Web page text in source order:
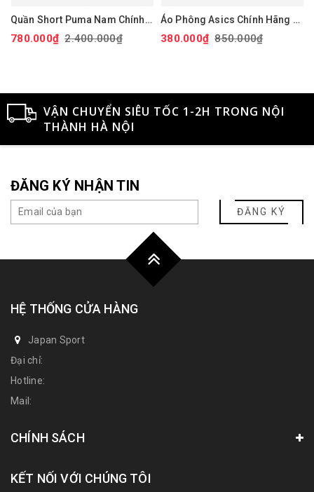
Quần Short Puma Nam Chính
Hãng - 101 Solid 9" Golf
Shorts - Màu đỏ | JapanSport
780.000₫ 2.400.000₫
Áo Phông Asics Chính Hãng -
Dry Printed Volleyball Jerseys
- Màu Đen | JapanSport
380.000₫ 850.000₫
VẬN CHUYỂN SIÊU TỐC 1-2H TRONG NỘI
THÀNH HÀ NỘI
ĐĂNG KÝ NHẬN TIN
ĐĂNG KÝ
HỆ THỐNG CỬA HÀNG
Japan Sport
Đại chỉ:
Hotline:
Mail:
CHÍNH SÁCH
KẾT NỐI VỚI CHÚNG TÔI